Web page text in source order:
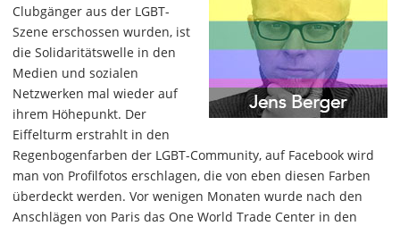
Clubgänger aus der LGBT-
Szene erschossen wurden, ist
die Solidaritätswelle in den
Medien und sozialen
Netzwerken mal wieder auf
ihrem Höhepunkt. Der
Eiffelturm erstrahlt in den
Regenbogenfarben der LGBT-Community, auf Facebook wird
man von Profilfotos erschlagen, die von eben diesen Farben
überdeckt werden. Vor wenigen Monaten wurde nach den
Anschlägen von Paris das One World Trade Center in den